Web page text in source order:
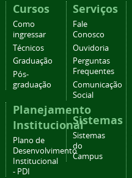
Cursos
Como
ingressar
Técnicos
Graduação
Pós-
graduação
Planejamento
Institucional
Plano de
Desenvolvimento
Institucional
- PDI
Serviços
Fale
Conosco
Ouvidoria
Perguntas
Frequentes
Comunicação
Social
Sistemas
Sistemas
do
Campus